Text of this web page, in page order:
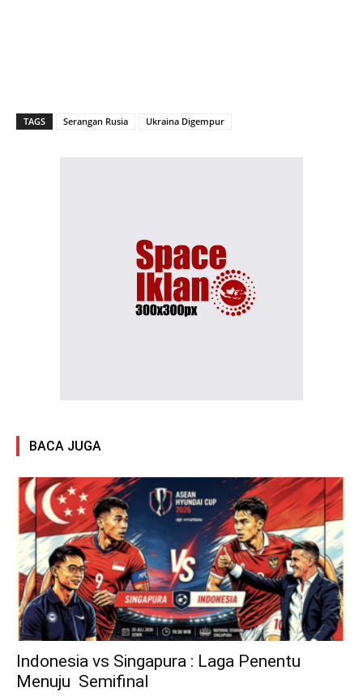
TAGS Serangan Rusia Ukraina Digempur
BACA JUGA
Indonesia vs Singapura : Laga Penentu
Menuju Semifinal